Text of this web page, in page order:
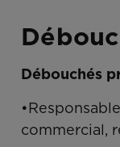
Débouchés
commercial,